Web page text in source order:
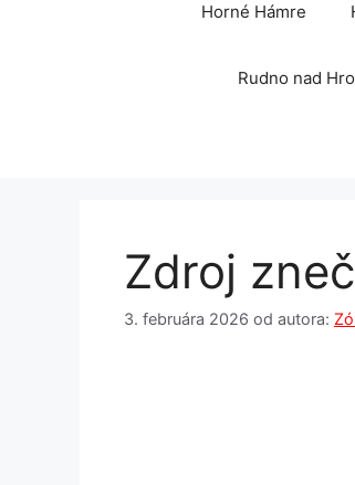
Horné Hámre
Rudno nad
Zdroj
3. februára 2026 od autora: